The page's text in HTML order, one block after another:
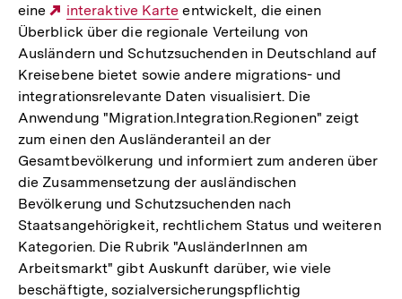
eine
Externer
Link:
interaktive Karte entwickelt, die einen
Überblick über die regionale Verteilung von
Ausländern und Schutzsuchenden in Deutschland auf
Kreisebene bietet sowie andere migrations- und
integrationsrelevante Daten visualisiert. Die
Anwendung "Migration.Integration.Regionen" zeigt
zum einen den Ausländeranteil an der
Gesamtbevölkerung und informiert zum anderen über
die Zusammensetzung der ausländischen
Bevölkerung und Schutzsuchenden nach
Staatsangehörigkeit, rechtlichem Status und weiteren
Kategorien. Die Rubrik "AusländerInnen am
Arbeitsmarkt" gibt Auskunft darüber, wie viele
beschäftigte, sozialversicherungspflichtig